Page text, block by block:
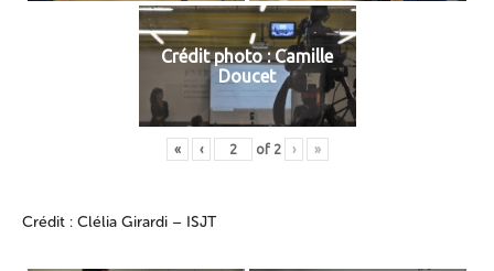
Crédit photo : Camille
Doucet
« ‹ of 2 › »
Crédit : Clélia Girardi – ISJT